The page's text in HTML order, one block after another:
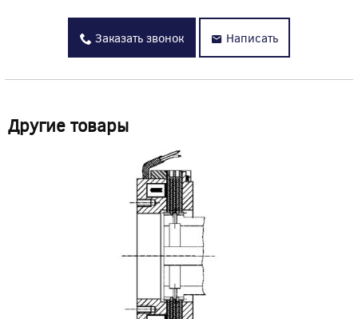
Заказать звонок Написать
Другие товары